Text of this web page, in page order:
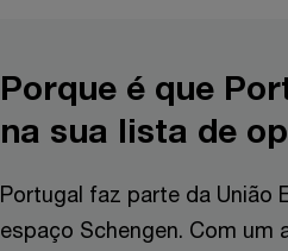
Porque é que
na sua lista de
Portugal faz parte da União
espaço Schengen. Com um